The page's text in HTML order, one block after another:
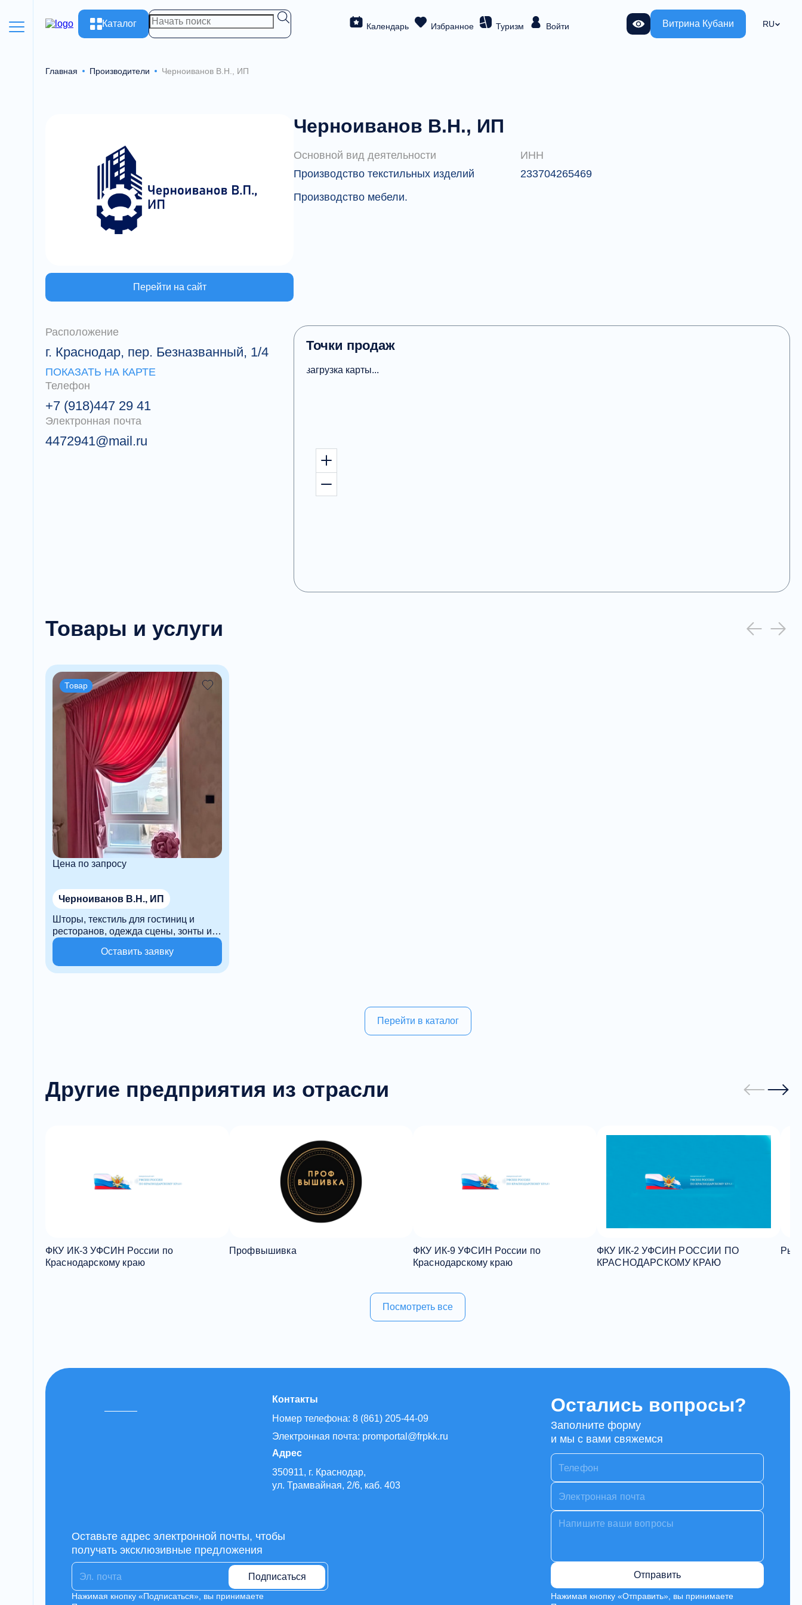
Каталог Календарь Избранное Туризм Войти Витрина Кубани RU
Главная Производители Черноиванов В.Н., ИП
Перейти на сайт
Расположение
г. Краснодар, пер. Безназванный, 1/4
ПОКАЗАТЬ НА КАРТЕ
Телефон
+7 (918)447 29 41
Электронная почта
4472941@mail.ru
Черноиванов В.Н., ИП
Основной вид деятельности
Производство текстильных изделий
ИНН
233704265469
Производство мебели.
Точки продаж
загрузка карты...
Товары и услуги
Товар
Цена по запросу
Черноиванов В.Н., ИП
Шторы, текстиль для гостиниц и
ресторанов, одежда сцены, зонты и
уличный текстиль.
Оставить заявку
Перейти в каталог
Другие предприятия из отрасли
ФКУ ИК-3 УФСИН России по
Краснодарскому краю
Профвышивка
ФКУ ИК-9 УФСИН России по
Краснодарскому краю
ФКУ ИК-2 УФСИН РОССИИ ПО
КРАСНОДАРСКОМУ КРАЮ
Посмотреть все
Контакты
Номер телефона: 8 (861) 205-44-09
Электронная почта: promportal@frpkk.ru
Адрес
350911, г. Краснодар,
ул. Трамвайная, 2/6, каб. 403
Остались вопросы?
Заполните форму
и мы с вами свяжемся
Отправить
Нажимая кнопку «Отправить», вы принимаете
Оставьте адрес электронной почты, чтобы
получать эксклюзивные предложения
Подписаться
Нажимая кнопку «Подписаться», вы принимаете